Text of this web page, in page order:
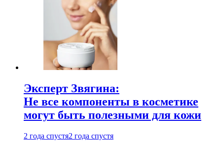
Эксперт Звягина:
Не все компоненты в косметике
могут быть полезными для кожи
2 года спустя2 года спустя